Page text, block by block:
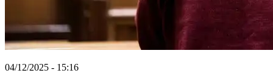
04/12/2025 - 15:16